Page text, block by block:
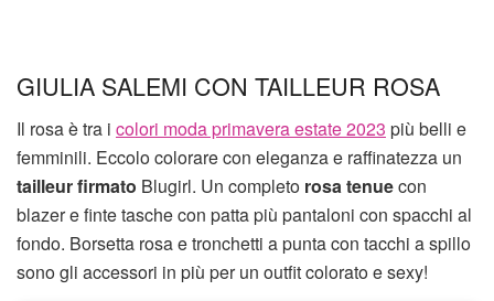
GIULIA SALEMI CON TAILLEUR ROSA
Il rosa è tra i colori moda primavera estate 2023 più belli e
femminili. Eccolo colorare con eleganza e raffinatezza un
tailleur firmato Blugirl. Un completo rosa tenuecon
blazer e finte tasche con patta più pantaloni con spacchi al
fondo. Borsetta rosa e tronchetti a punta con tacchi a spillo
sono gli accessori in più per un outfit colorato e sexy!